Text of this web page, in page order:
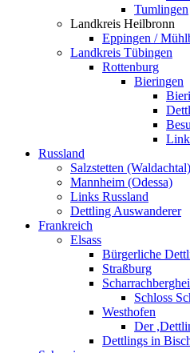
Tumlingen
Landkreis Heilbronn
Eppingen /
Landkreis Tübingen
Rottenburg
Bieringen
Russland
Salzstetten (Waldachtal)
Mannheim (Odessa)
Links Russland
Dettling Auswanderer
Frankreich
Elsass
Bürgerliche
Straßburg
Schloss
Westhofen
Der
Dettlings in